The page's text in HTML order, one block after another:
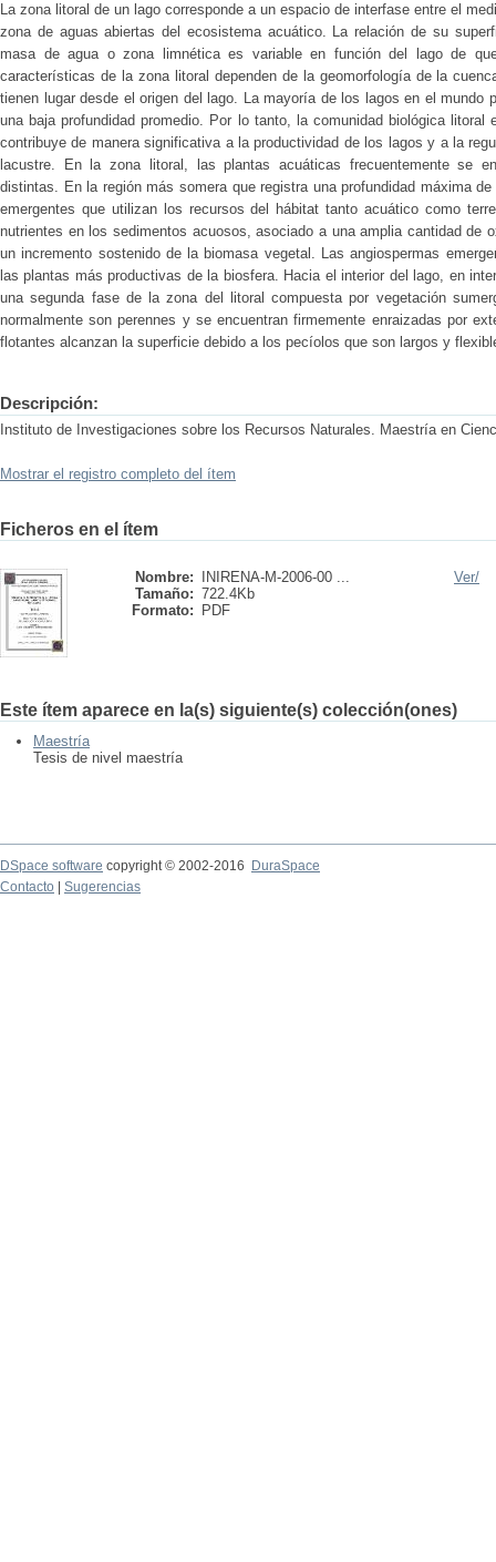
La zona litoral de un lago corresponde a un espacio de interfase entre el
zona de aguas abiertas del ecosistema acuático. La relación de su
masa de agua o zona limnética es variable en función del lago de
características de la zona litoral dependen de la geomorfología de la
tienen lugar desde el origen del lago. La mayoría de los lagos en el mundo
una baja profundidad promedio. Por lo tanto, la comunidad biológica litoral
contribuye de manera significativa a la productividad de los lagos y a la
lacustre. En la zona litoral, las plantas acuáticas frecuentemente se
distintas. En la región más somera que registra una profundidad máxima
emergentes que utilizan los recursos del hábitat tanto acuático como
nutrientes en los sedimentos acuosos, asociado a una amplia cantidad de
un incremento sostenido de la biomasa vegetal. Las angiospermas
las plantas más productivas de la biosfera. Hacia el interior del lago, en
una segunda fase de la zona del litoral compuesta por vegetación
normalmente son perennes y se encuentran firmemente enraizadas por
flotantes alcanzan la superficie debido a los pecíolos que son largos y
Descripción:
Instituto de Investigaciones sobre los Recursos Naturales. Maestría en
Mostrar el registro completo del ítem
Ficheros en el ítem
Nombre:
INIRENA-M-2006-00 ...
Tamaño: 722.4Kb
Formato:
PDF
Ver/
Este ítem aparece en la(s) siguiente(s) colección(ones)
Maestría
Tesis de nivel maestría
DSpace software copyright © 2002-2016
DuraSpace
Contacto
Sugerencias